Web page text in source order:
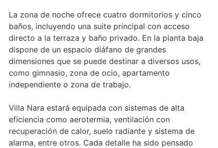
La zona de noche ofrece cuatro dormitorios y cinco
baños, incluyendo una suite principal con acceso
directo a la terraza y baño privado. En la planta baja
dispone de un espacio diáfano de grandes
dimensiones que se puede destinar a diversos usos,
como gimnasio, zona de ocio, apartamento
independiente o zona de trabajo.
Villa Nara estará equipada con sistemas de alta
eficiencia como aerotermia, ventilación con
recuperación de calor, suelo radiante y sistema de
alarma, entre otros. Cada detalle ha sido pensado